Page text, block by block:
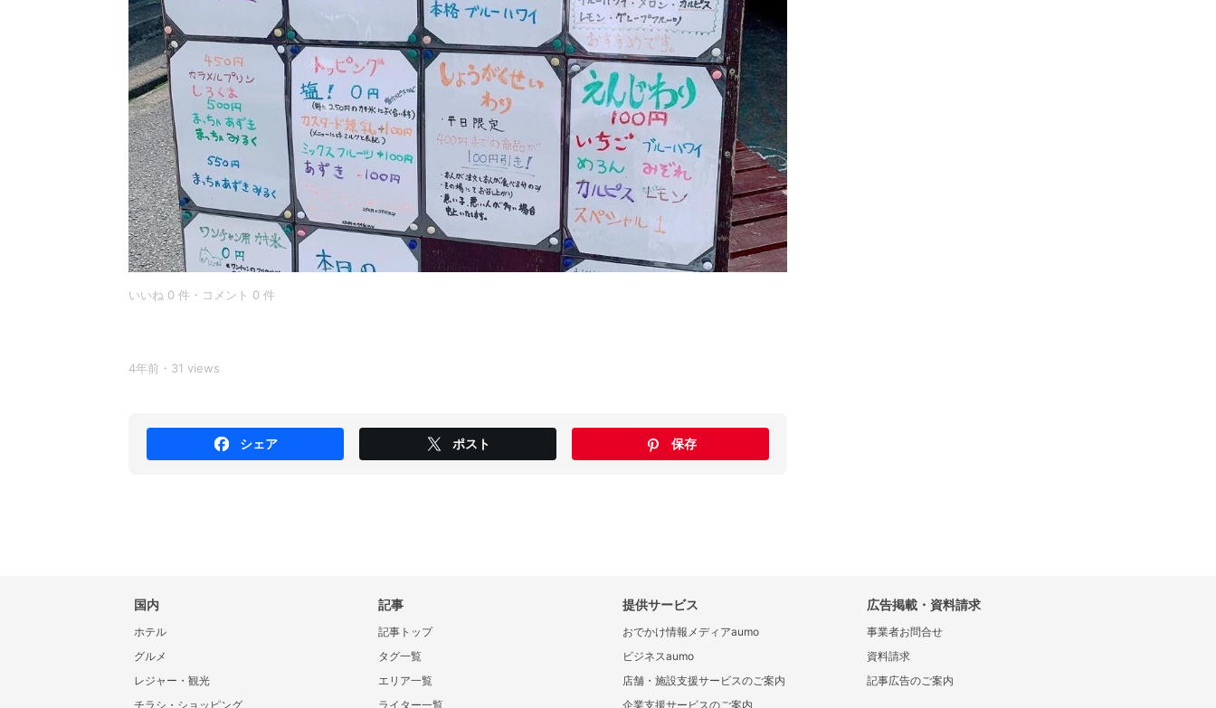
いいね 0 件・コメント 0 件
4年前・31 views
シェア ポスト 保存
国内
ホテル
グルメ
レジャー・観光
チラシ・ショッピング
記事
記事トップ
タグ一覧
エリア一覧
ライター一覧
提供サービス
おでかけ情報メディアaumo
ビジネスaumo
店舗・施設支援サービスのご案内
企業支援サービスのご案内
広告掲載・資料請求
事業者お問合せ
資料請求
記事広告のご案内